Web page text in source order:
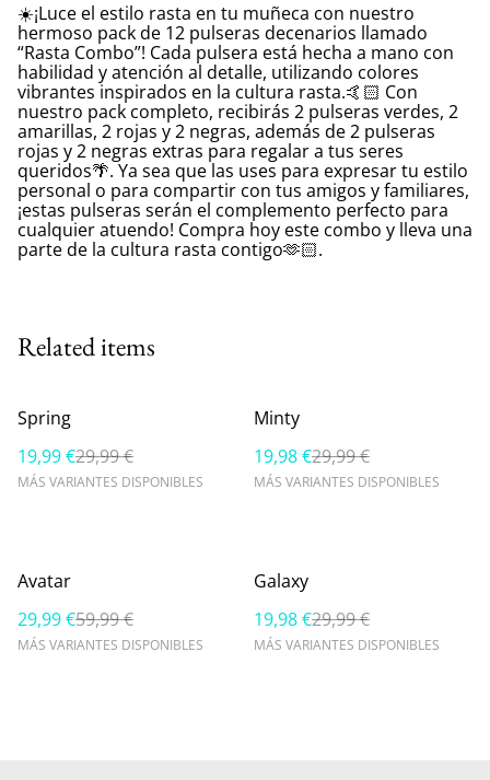
☀️¡Luce el estilo rasta en tu muñeca con nuestro
hermoso pack de 12 pulseras decenarios llamado
“Rasta Combo”! Cada pulsera está hecha a mano con
habilidad y atención al detalle, utilizando colores
vibrantes inspirados en la cultura rasta.🤙🏻 Con
nuestro pack completo, recibirás 2 pulseras verdes, 2
amarillas, 2 rojas y 2 negras, además de 2 pulseras
rojas y 2 negras extras para regalar a tus seres
queridos🌴. Ya sea que las uses para expresar tu estilo
personal o para compartir con tus amigos y familiares,
¡estas pulseras serán el complemento perfecto para
cualquier atuendo! Compra hoy este combo y lleva una
parte de la cultura rasta contigo🫶🏻.
Related items
%
Spring
19,99 €29,99 €
MÁS VARIANTES DISPONIBLES
%
Minty
19,98 €29,99 €
MÁS VARIANTES DISPONIBLES
%
Avatar
29,99 €59,99 €
MÁS VARIANTES DISPONIBLES
%
Galaxy
19,98 €29,99 €
MÁS VARIANTES DISPONIBLES